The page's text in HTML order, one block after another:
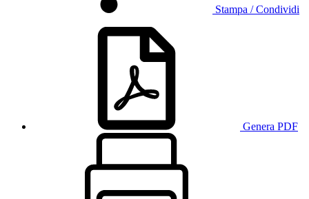
Stampa / Condividi
Genera PDF